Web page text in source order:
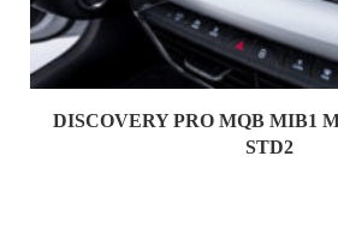
DISCOVERY PRO MQB MIB1
STD2